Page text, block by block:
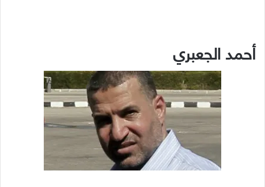
أحمد الجعبري